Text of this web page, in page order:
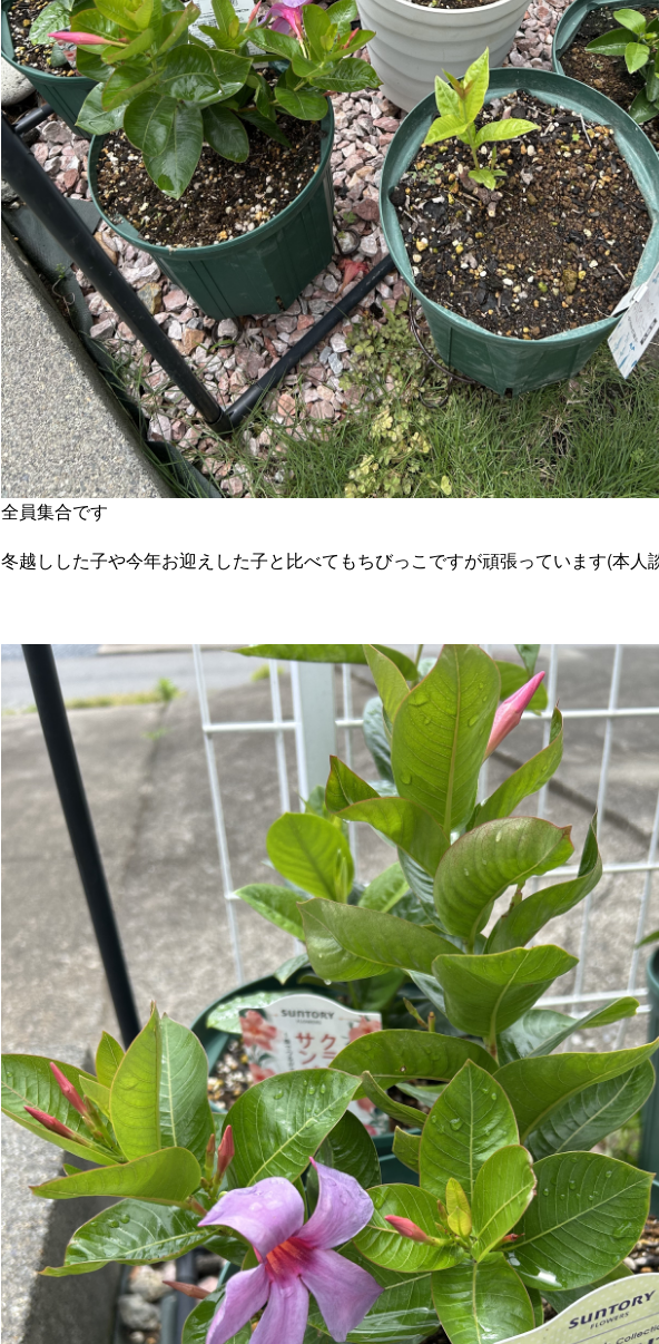
全員集合です
冬越しした子や今年お迎えした子と比べてもちびっこですが頑張っています(本人